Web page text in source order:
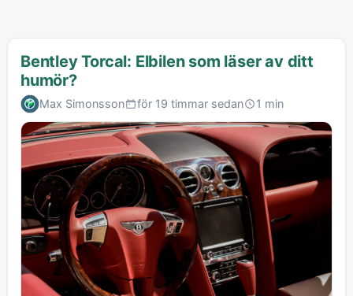
Bentley Torcal: Elbilen som läser av ditt
humör?
Max Simonsson för 19 timmar sedan 1 min